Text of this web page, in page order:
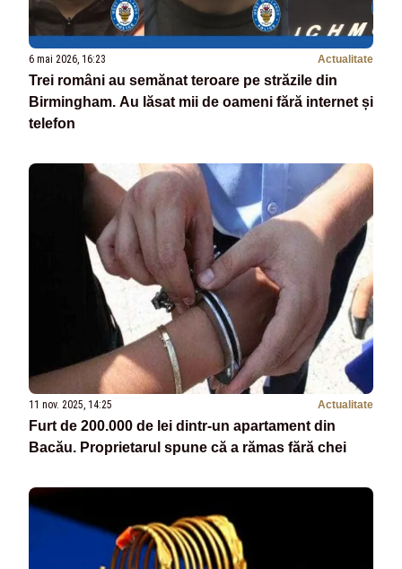
6 mai 2026, 16:23 Actualitate
Trei români au semănat teroare pe străzile din
Birmingham. Au lăsat mii de oameni fără internet și
telefon
11 nov. 2025, 14:25 Actualitate
Furt de 200.000 de lei dintr-un apartament din
Bacău. Proprietarul spune că a rămas fără chei